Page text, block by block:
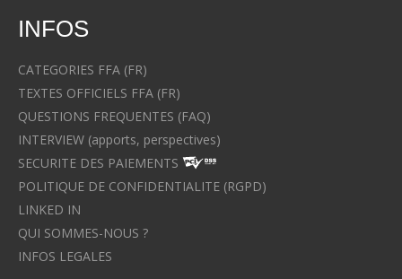
INFOS
CATEGORIES FFA (FR)
TEXTES OFFICIELS FFA (FR)
QUESTIONS FREQUENTES (FAQ)
INTERVIEW (apports, perspectives)
SECURITE DES PAIEMENTS
POLITIQUE DE CONFIDENTIALITE (RGPD)
LINKED IN
QUI SOMMES-NOUS ?
INFOS LEGALES